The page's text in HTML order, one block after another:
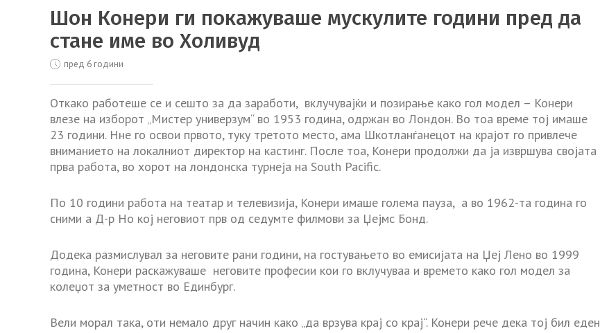
Шон Конери ги покажуваше мускулите години пред да
стане име во Холивуд
пред 6 години
Откако работеше се и сешто за да заработи, вклучувајќи и позирање како гол модел – Конери
влезе на изборот „Мистер универзум“ во 1953 година, одржан во Лондон. Во тоа време тој имаше
23 години. Нне го освои првото, туку третото место, ама Шкотланѓанецот на крајот го привлече
вниманието на локалниот директор на кастинг. После тоа, Конери продолжи да ја извршува својата
прва работа, во хорот на лондонска турнеја на South Pacific.
По 10 години работа на театар и телевизија, Конери имаше голема пауза, а во 1962-та година го
сними а Д-р Но кој неговиот прв од седумте филмови за Џејмс Бонд.
Додека размислувал за неговите рани години, на гостувањето во емисијата на Џеј Лено во 1999
година, Конери раскажуваше неговите професии кои го вклучуваа и времето како гол модел за
колеџот за уметност во Единбург.
Вели морал така, оти немало друг начин како „да врзува крај со крај“. Конери рече дека тој бил еден